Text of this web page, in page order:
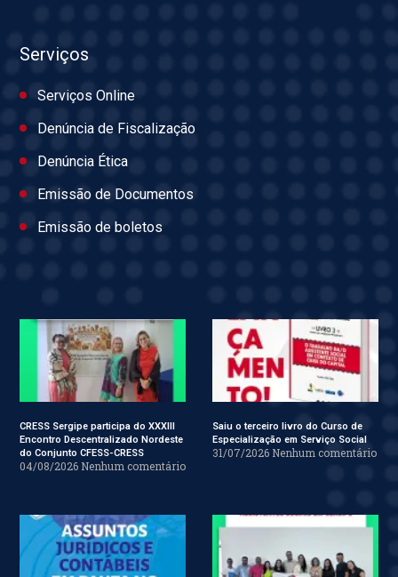
Serviços
Serviços Online
Denúncia de Fiscalização
Denúncia Ética
Emissão de Documentos
Emissão de boletos
CRESS Sergipe participa do XXXIII
Encontro Descentralizado Nordeste
do Conjunto CFESS-CRESS
04/08/2026 Nenhum comentário
Saiu o terceiro livro do Curso de
Especialização em Serviço Social
31/07/2026 Nenhum comentário